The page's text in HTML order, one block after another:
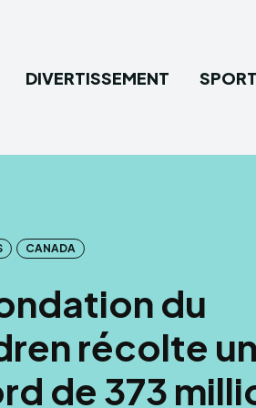
DIVERTISSEMENT
CANADA
du
récolte un
de 373